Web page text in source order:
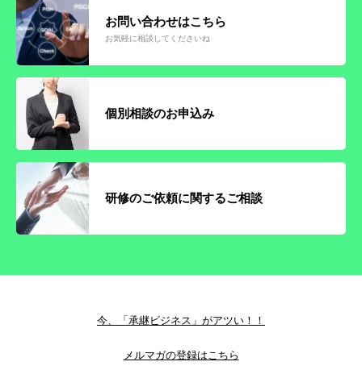
お問い合わせはこちら
お気軽に相談してくださいね
個別相談のお申込み
研修のご依頼に関するご相談
今、「承継ビジネス」がアツい！！
メルマガの登録はこちら